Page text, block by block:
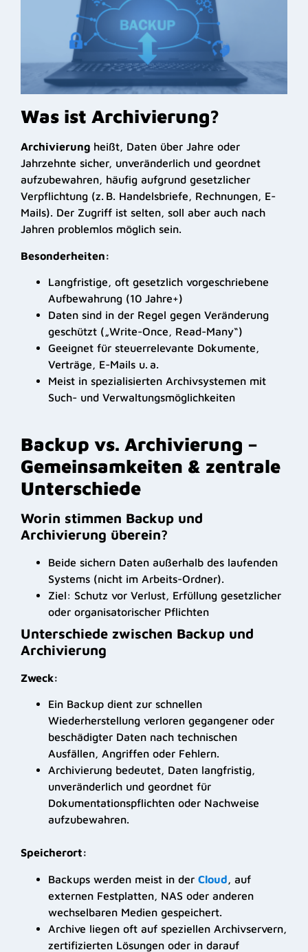
Was ist Archivierung?
Archivierung heißt, Daten über Jahre oder
Jahrzehnte sicher, unveränderlich und geordnet
aufzubewahren, häufig aufgrund gesetzlicher
Verpflichtung (z. B. Handelsbriefe, Rechnungen, E-
Mails). Der Zugriff ist selten, soll aber auch nach
Jahren problemlos möglich sein.
Besonderheiten:
Langfristige, oft gesetzlich vorgeschriebene
Aufbewahrung (10 Jahre+)
Daten sind in der Regel gegen Veränderung
geschützt („Write-Once, Read-Many“)
Geeignet für steuerrelevante Dokumente,
Verträge, E-Mails u. a.
Meist in spezialisierten Archivsystemen mit
Such- und Verwaltungsmöglichkeiten
Backup vs. Archivierung –
Gemeinsamkeiten & zentrale
Unterschiede
Worin stimmen Backup und
Archivierung überein?
Beide sichern Daten außerhalb des laufenden
Systems (nicht im Arbeits-Ordner).
Ziel: Schutz vor Verlust, Erfüllung gesetzlicher
oder organisatorischer Pflichten
Unterschiede zwischen Backup und
Archivierung
Zweck:
Ein Backup dient zur schnellen
Wiederherstellung verloren gegangener oder
beschädigter Daten nach technischen
Ausfällen, Angriffen oder Fehlern.
Archivierung bedeutet, Daten langfristig,
unveränderlich und geordnet für
Dokumentationspflichten oder Nachweise
aufzubewahren.
Speicherort:
Backups werden meist in der Cloud, auf
externen Festplatten, NAS oder anderen
wechselbaren Medien gespeichert.
Archive liegen oft auf speziellen Archivservern,
zertifizierten Lösungen oder in darauf